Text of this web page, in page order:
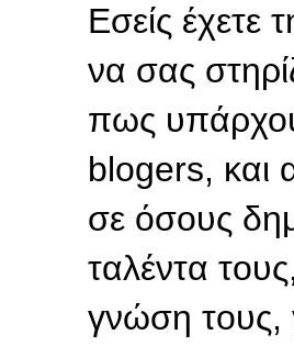
Εσείς έχετε
να σας
πως
blogers, και
σε όσους
ταλέντα
γνώση τους,